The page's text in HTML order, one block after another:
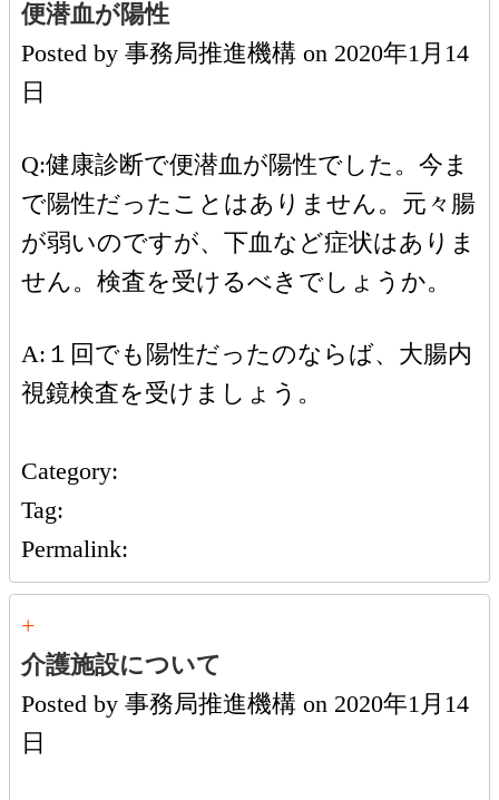
便潜血が陽性
Posted by 事務局推進機構 on 2020年1月14
日
Q:健康診断で便潜血が陽性でした。今ま
で陽性だったことはありません。元々腸
が弱いのですが、下血など症状はありま
せん。検査を受けるべきでしょうか。
A:１回でも陽性だったのならば、大腸内
視鏡検査を受けましょう。
Category:
Tag:
Permalink:
+
介護施設について
Posted by 事務局推進機構 on 2020年1月14
日